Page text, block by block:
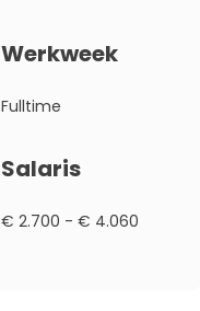
Werkweek
Fulltime
Salaris
€ 2.700 - € 4.060